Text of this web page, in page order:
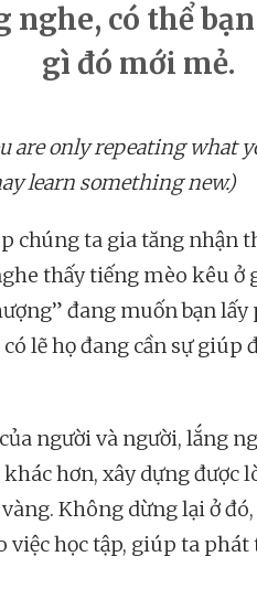
có thể bạn
gì đó mới mẻ.
are only repeating what
learn something new.)
chúng ta gia tăng nhận
thấy tiếng mèo kêu ở
đang muốn bạn lấy
lẽ họ đang cần sự giúp
người và người, lắng
hơn, xây dựng được
Không dừng lại ở
việc học tập, giúp ta